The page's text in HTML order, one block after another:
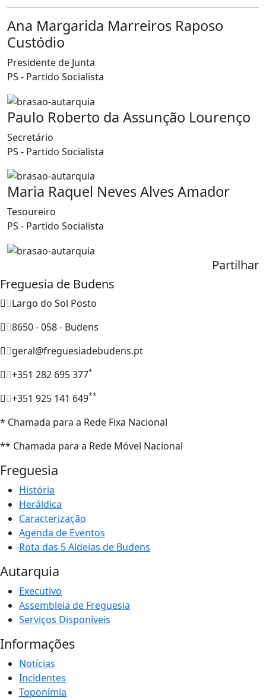
Ana Margarida Marreiros Raposo
Custódio
Presidente de Junta
PS - Partido Socialista
Paulo Roberto da Assunção Lourenço
Secretário
PS - Partido Socialista
Maria Raquel Neves Alves Amador
Tesoureiro
PS - Partido Socialista
Partilhar
Freguesia de Budens
Largo do Sol Posto
8650 - 058 - Budens
geral@freguesiadebudens.pt
+351 282 695 377*
+351 925 141 649**
* Chamada para a Rede Fixa Nacional
** Chamada para a Rede Móvel Nacional
Freguesia
História
Heráldica
Caracterização
Agenda de Eventos
Rota das 5 Aldeias de Budens
Autarquia
Executivo
Assembleia de Freguesia
Serviços Disponíveis
Informações
Notícias
Incidentes
Toponímia